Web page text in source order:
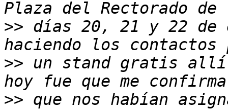
>> días 20, 21 y 22 de
>> un stand gratis allí,
>> que nos habían